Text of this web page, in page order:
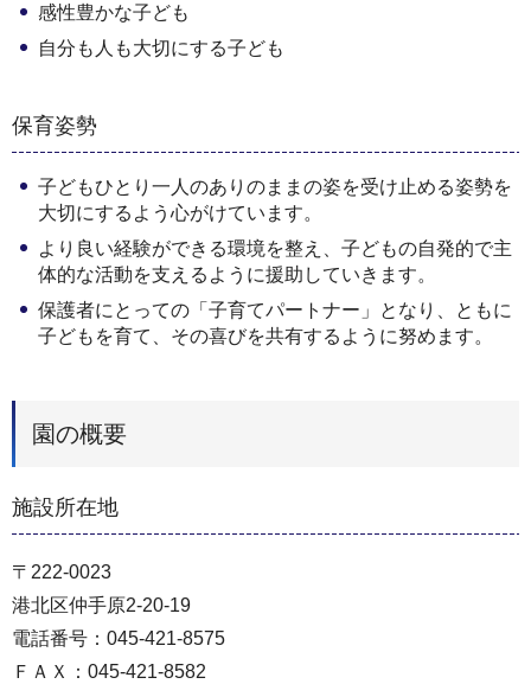
感性豊かな子ども
自分も人も大切にする子ども
保育姿勢
子どもひとり一人のありのままの姿を受け止める姿勢を
大切にするよう心がけています。
より良い経験ができる環境を整え、子どもの自発的で主
体的な活動を支えるように援助していきます。
保護者にとっての「子育てパートナー」となり、ともに
子どもを育て、その喜びを共有するように努めます。
園の概要
施設所在地
〒222-0023
港北区仲手原2-20-19
電話番号：045-421-8575
ＦＡＸ：045-421-8582